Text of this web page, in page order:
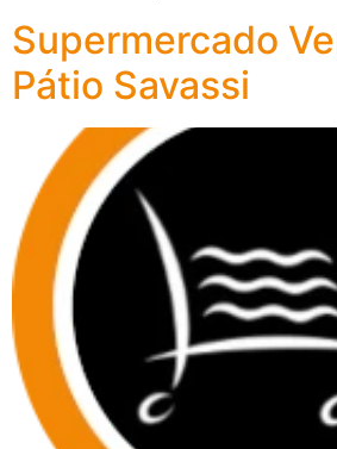
Supermercado
Pátio Savassi